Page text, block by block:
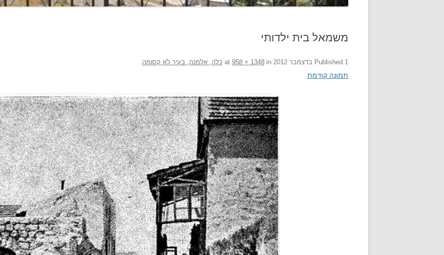
משמאל בית ילדותי
Published 1 בדצמבר 2012 958 × 1348 in כלה, אלמנה, בעיר לא קסומה.
תמונה קודמת